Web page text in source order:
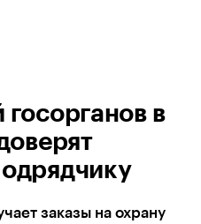
в
заказы на охрану